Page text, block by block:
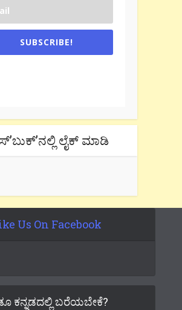
SUBSCRIBE!
ಲೈಕ್ ಮಾಡಿ
Us On Facebook
ಕನ್ನಡದಲ್ಲಿ ಬರೆಯಬೇಕೆ?